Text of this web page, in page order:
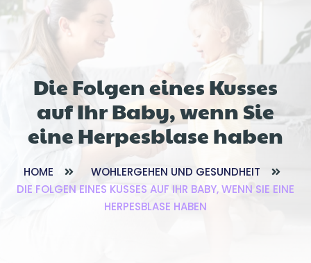
Die Folgen eines Kusses
auf Ihr Baby, wenn Sie
eine Herpesblase haben
HOME
WOHLERGEHEN UND GESUNDHEIT
DIE FOLGEN EINES KUSSES AUF IHR BABY, WENN SIE EINE
HERPESBLASE HABEN